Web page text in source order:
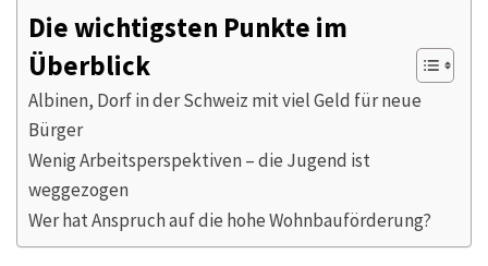
Die wichtigsten Punkte im
Überblick
Albinen, Dorf in der Schweiz mit viel Geld für neue
Bürger
Wenig Arbeitsperspektiven – die Jugend ist
weggezogen
Wer hat Anspruch auf die hohe Wohnbauförderung?